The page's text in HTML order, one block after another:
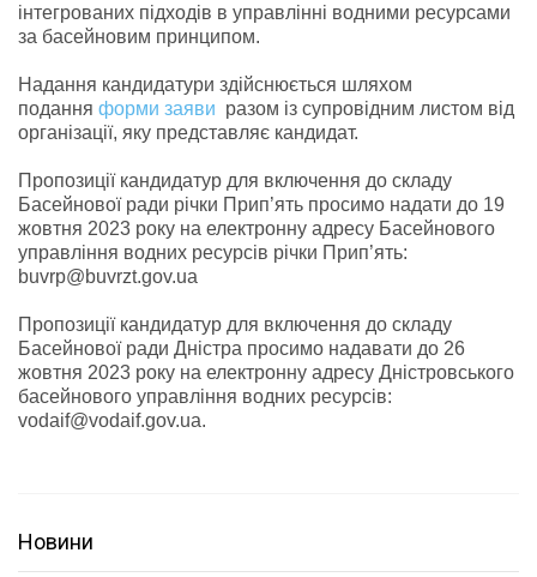
інтегрованих підходів в управлінні водними ресурсами
за басейновим принципом.
Надання кандидатури здійснюється шляхом
подання форми заяви разом із супровідним листом від
організації, яку представляє кандидат.
Пропозиції кандидатур для включення до складу
Басейнової ради річки Прип’ять просимо надати до 19
жовтня 2023 року на електронну адресу Басейнового
управління водних ресурсів річки Прип’ять:
buvrp@buvrzt.gov.ua
Пропозиції кандидатур для включення до складу
Басейнової ради Дністра просимо надавати до 26
жовтня 2023 року на електронну адресу Дністровського
басейнового управління водних ресурсів:
vodaif@vodaif.gov.ua.
Новини